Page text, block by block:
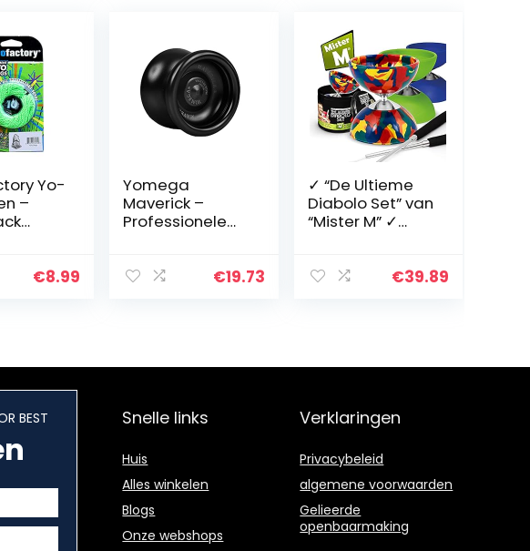
Yo-
–
All
€8.99
Yomega
Maverick –
Professionele
voor kinderen en
€19.73
✓ “De Ultieme
Diabolo Set” van
“Mister M” ✓
n ✓ Gratis Online
€39.89
BEST Snelle links
Huis
Alles winkelen
Blogs
Onze webshops
Verklaringen
Privacybeleid
algemene voorwaarden
Gelieerde
openbaarmaking